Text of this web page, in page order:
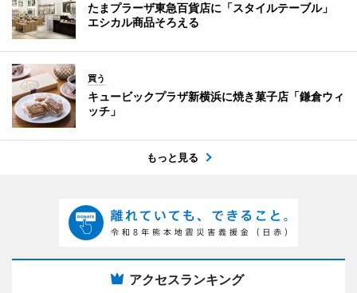
たまプラーザ東急百貨店に「スタイルテーブル」
エシカル商品そろえる
買う
キュービックプラザ新横浜に焼き菓子店「鎌倉ウィ
ッチ」
もっと見る
アクセスランキング